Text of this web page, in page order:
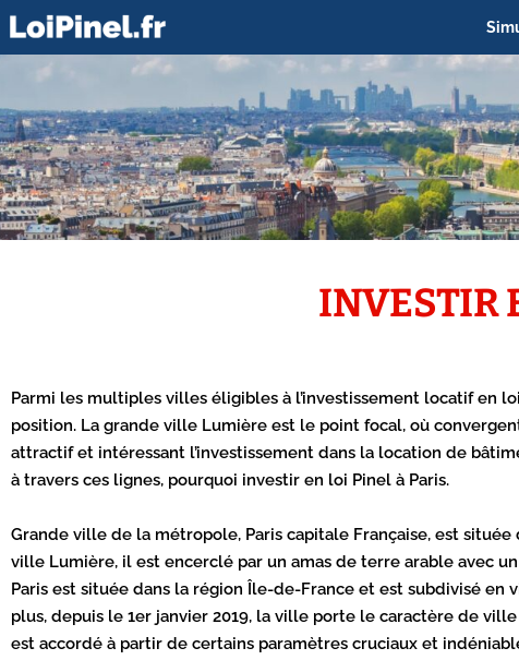
INVESTIR
Parmi les multiples villes éligibles à l’investissement locatif en
position. La grande ville Lumière est le point focal, où
attractif et intéressant l’investissement dans la location de
à travers ces lignes, pourquoi investir en loi Pinel à Paris.
Grande ville de la métropole, Paris capitale Française, est
ville Lumière, il est encerclé par un amas de terre arable avec
Paris est située dans la région Île-de-France et est subdivisé en
plus, depuis le 1er janvier 2019, la ville porte le caractère de
est accordé à partir de certains paramètres cruciaux et